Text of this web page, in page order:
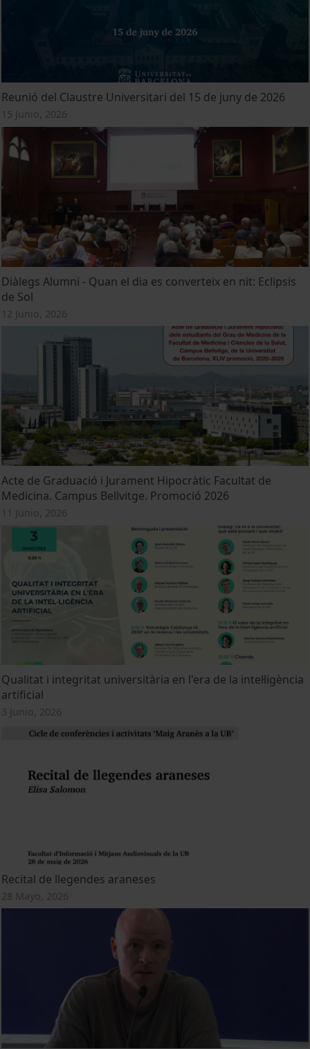
Reunió del Claustre Universitari del 15 de juny de 2026
15 Junio, 2026
Diàlegs Alumni - Quan el dia es converteix en nit: Eclipsis
de Sol
12 Junio, 2026
Acte de Graduació i Jurament Hipocràtic Facultat de
Medicina. Campus Bellvitge. Promoció 2026
11 Junio, 2026
Qualitat i integritat universitària en l'era de la intel·ligència
artificial
3 Junio, 2026
Recital de llegendes araneses
28 Mayo, 2026